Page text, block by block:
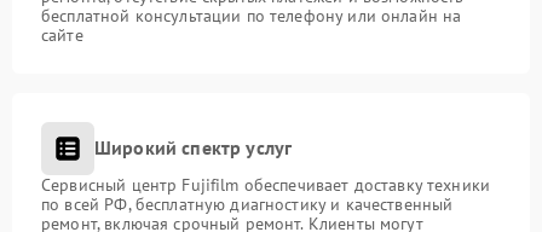
бесплатной консультации по телефону или онлайн на
сайте
Широкий спектр услуг
Сервисный центр Fujifilm обеспечивает доставку техники
по всей РФ, бесплатную диагностику и качественный
ремонт, включая срочный ремонт. Клиенты могут